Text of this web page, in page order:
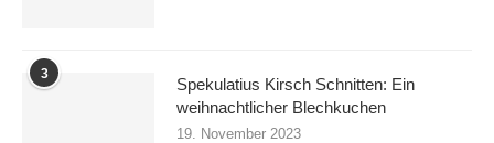
3
Spekulatius Kirsch Schnitten: Ein
weihnachtlicher Blechkuchen
19. November 2023